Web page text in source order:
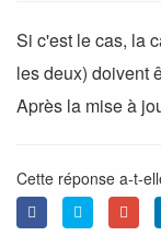
Si c'est le cas, la
les deux) doivent
Après la mise à
Cette réponse a-t-